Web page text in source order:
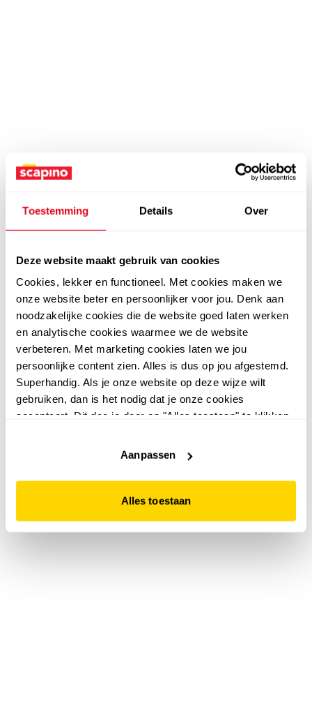
Toestemming Details Over
Deze website maakt gebruik van cookies
Cookies, lekker en functioneel. Met cookies maken we
onze website beter en persoonlijker voor jou. Denk aan
noodzakelijke cookies die de website goed laten werken
en analytische cookies waarmee we de website
verbeteren. Met marketing cookies laten we jou
persoonlijke content zien. Alles is dus op jou afgestemd.
Superhandig. Als je onze website op deze wijze wilt
gebruiken, dan is het nodig dat je onze cookies
accepteert. Dit doe je door op "Alles toestaan" te klikken.
website niet optimaal functioneert.
Aanpassen
Alles toestaan